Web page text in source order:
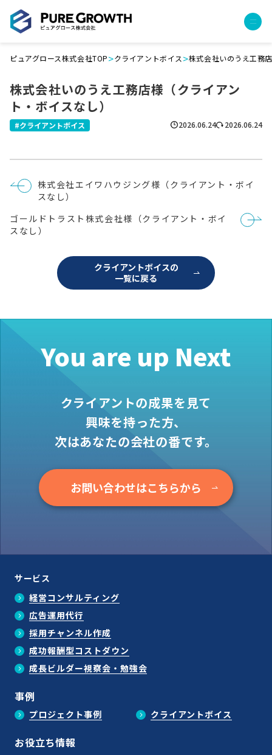
経営コンサルティング
PGハウス（住宅フランチャイズ）
広告運用代行
成功報酬型コストダウン
土地・顧客管理システム
事例
クライアントボイス
お役立ち情報
セミナー
メンバー紹介
お問い合わせ
資料ダウンロード
PGハウスについて
ピュアグロース株式会社TOP>クライアントボイス >株式会社いのうえ工務
株式会社いのうえ工務店様（クライアン
ト・ボイスなし）
2026.06.24 2026.06.24
クライアントボイス
投
稿
ビ
ゲ
ー
株式会社エイワハウジング様（クライアント・ボイ
スなし）
ゴールドトラスト株式会社様（クライアント・ボイ
スなし）
クライアントボイスの
一覧に戻る
You are up Next
クライアントの成果を見て
興味を持った方、
次はあなたの会社の番です。
お問い合わせはこちらから
サービス
経営コンサルティング
広告運用代行
採用チャンネル作成
成功報酬型コストダウン
成長ビルダー視察会・勉強会
事例
プロジェクト事例 クライアントボイス
お役立ち情報